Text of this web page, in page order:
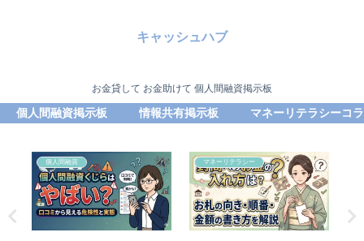
キャッシュハブ
お金貸して お金助けて 個人間融資掲示板
個人間融資掲示板 情報共有掲示板 マネーリテラシーコ
個人間融資 マネーリテラシー